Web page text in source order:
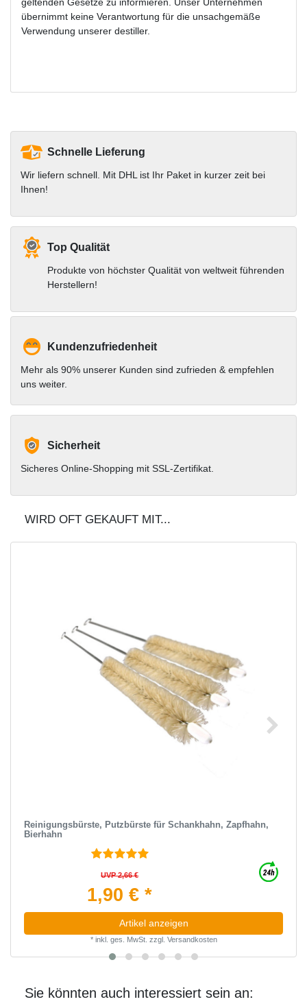
geltenden Gesetze zu informieren. Unser Unternehmen
übernimmt keine Verantwortung für die unsachgemäße
Verwendung unserer destiller.
Schnelle Lieferung
Wir liefern schnell. Mit DHL ist Ihr Paket in kurzer zeit bei
Ihnen!
Top Qualität
Produkte von höchster Qualität von weltweit führenden
Herstellern!
Kundenzufriedenheit
Mehr als 90% unserer Kunden sind zufrieden & empfehlen
uns weiter.
Sicherheit
Sicheres Online-Shopping mit SSL-Zertifikat.
WIRD OFT GEKAUFT MIT...
Reinigungsbürste, Putzbürste für Schankhahn, Zapfhahn,
Bierhahn
UVP 2,66 €
1,90 € *
Artikel anzeigen
* inkl. ges. MwSt. zzgl. Versandkosten
Sie könnten auch interessiert sein an: